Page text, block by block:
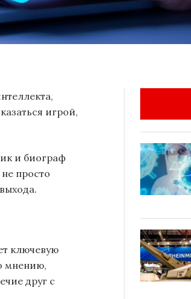
игрой,
и биограф
просто
ключевую
мнению,
друг с